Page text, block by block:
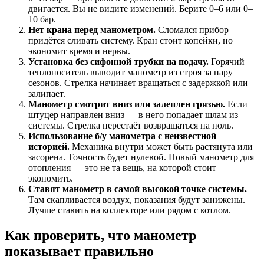
двигается. Вы не видите изменений. Берите 0–6 или 0–
10 бар.
Нет крана перед манометром. Сломался прибор —
придётся сливать систему. Кран стоит копейки, но
экономит время и нервы.
Установка без сифонной трубки на подачу. Горячий
теплоноситель выводит манометр из строя за пару
сезонов. Стрелка начинает вращаться с задержкой или
залипает.
Манометр смотрит вниз или залеплен грязью. Если
штуцер направлен вниз — в него попадает шлам из
системы. Стрелка перестаёт возвращаться на ноль.
Использование б/у манометра с неизвестной
историей. Механика внутри может быть растянута или
засорена. Точность будет нулевой. Новый манометр для
отопления — это не та вещь, на которой стоит
экономить.
Ставят манометр в самой высокой точке системы.
Там скапливается воздух, показания будут занижены.
Лучше ставить на коллекторе или рядом с котлом.
Как проверить, что манометр
показывает правильно